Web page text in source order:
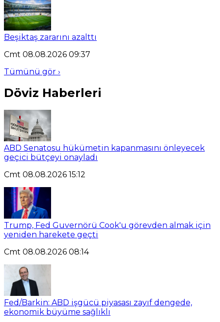
Beşiktaş zararını azalttı
Cmt 08.08.2026 09:37
Tümünü gör ›
Döviz Haberleri
ABD Senatosu hükümetin kapanmasını önleyecek
geçici bütçeyi onayladı
Cmt 08.08.2026 15:12
Trump, Fed Guvernörü Cook'u görevden almak için
yeniden harekete geçti
Cmt 08.08.2026 08:14
Fed/Barkin: ABD işgücü piyasası zayıf dengede,
ekonomik büyüme sağlıklı